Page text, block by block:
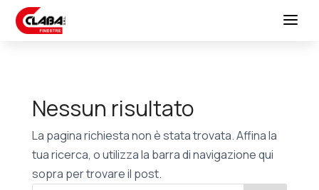
Nessun risultato
La pagina richiesta non è stata trovata. Affina la
tua ricerca, o utilizza la barra di navigazione qui
sopra per trovare il post.